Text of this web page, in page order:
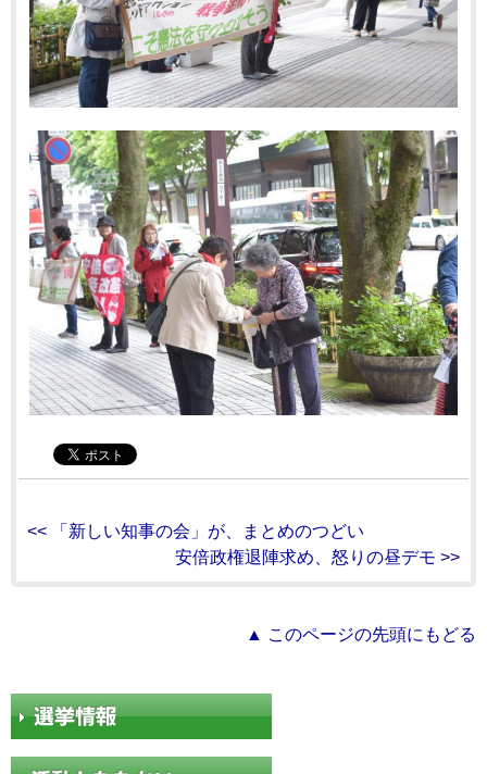
<< 「新しい知事の会」が、まとめのつどい
安倍政権退陣求め、怒りの昼デモ >>
▲ このページの先頭にもどる